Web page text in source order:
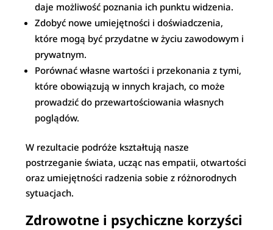
daje możliwość poznania ich punktu widzenia.
Zdobyć nowe umiejętności i doświadczenia,
które mogą być przydatne w życiu zawodowym i
prywatnym.
Porównać własne wartości i przekonania z tymi,
które obowiązują w innych krajach, co może
prowadzić do przewartościowania własnych
poglądów.
W rezultacie podróże kształtują nasze
postrzeganie świata, ucząc nas empatii, otwartości
oraz umiejętności radzenia sobie z różnorodnych
sytuacjach.
Zdrowotne i psychiczne korzyści